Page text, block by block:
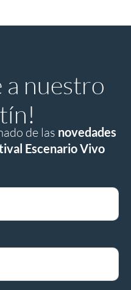
a nuestro
de las novedades
Escenario Vivo